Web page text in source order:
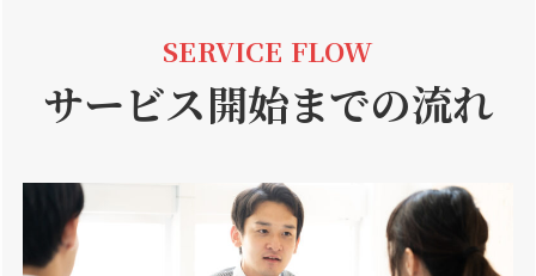
SERVICE FLOW
サービス開始までの流れ